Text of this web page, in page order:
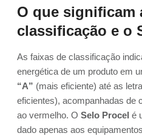
O que significam
classificação e o
As faixas de classificação
energética de um produto em
“A” (mais eficiente) até as
eficientes), acompanhadas de
ao vermelho. O Selo Procel é
dado apenas aos